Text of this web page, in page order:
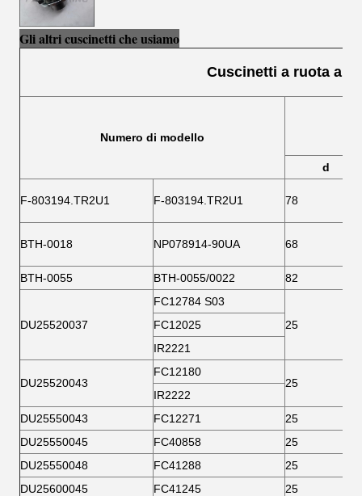
Gli altri cuscinetti che usiamo
Cuscinetti a ruota a
Numero di modello
d
F-803194.TR2U1 F-803194.TR2U1 78
BTH-0018 NP078914-90UA 68
BTH-0055 BTH-0055/0022 82
DU25520037
FC12784 S03
25
FC12025
IR2221
DU25520043
FC12180
25
IR2222
DU25550043
FC12271
25
DU25550045
FC40858
25
DU25550048
FC41288
25
DU25600045
FC41245
25